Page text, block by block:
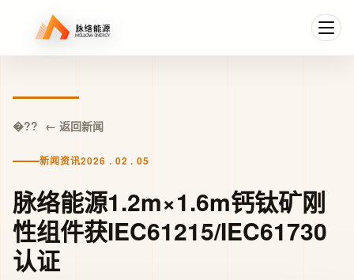
← 返回新闻
新闻资讯2026 . 02 . 05
脉络能源1.2m×1.6m钙钛矿刚
性组件获IEC61215/IEC61730
认证